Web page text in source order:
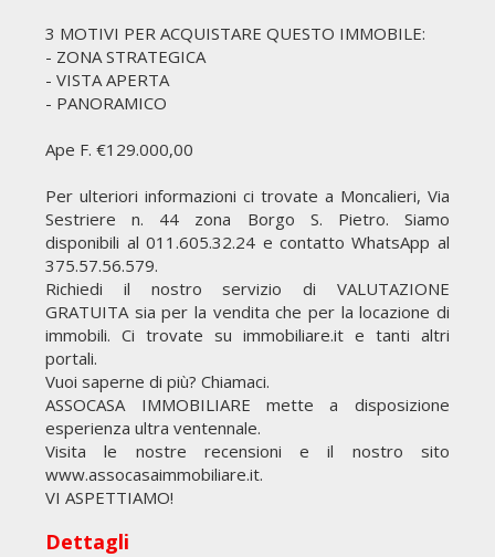
3 MOTIVI PER ACQUISTARE QUESTO IMMOBILE:
- ZONA STRATEGICA
- VISTA APERTA
- PANORAMICO
Ape F. €129.000,00
Per ulteriori informazioni ci trovate a Moncalieri, Via
Sestriere n. 44 zona Borgo S. Pietro. Siamo
disponibili al 011.605.32.24 e contatto WhatsApp al
375.57.56.579.
Richiedi il nostro servizio di VALUTAZIONE
GRATUITA sia per la vendita che per la locazione di
immobili. Ci trovate su immobiliare.it e tanti altri
portali.
Vuoi saperne di più? Chiamaci.
ASSOCASA IMMOBILIARE mette a disposizione
esperienza ultra ventennale.
Visita le nostre recensioni e il nostro sito
www.assocasaimmobiliare.it.
VI ASPETTIAMO!
Dettagli